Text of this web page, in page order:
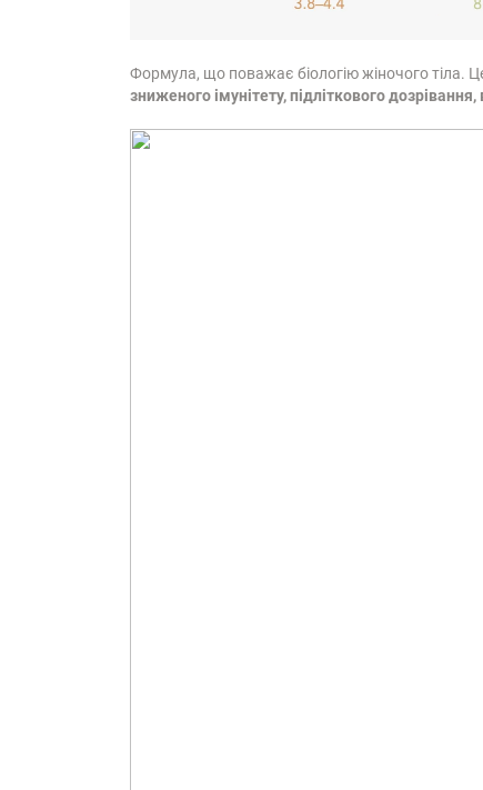
Формула, що поважає біологію жіночого тіла.
зниженого імунітету, підліткового